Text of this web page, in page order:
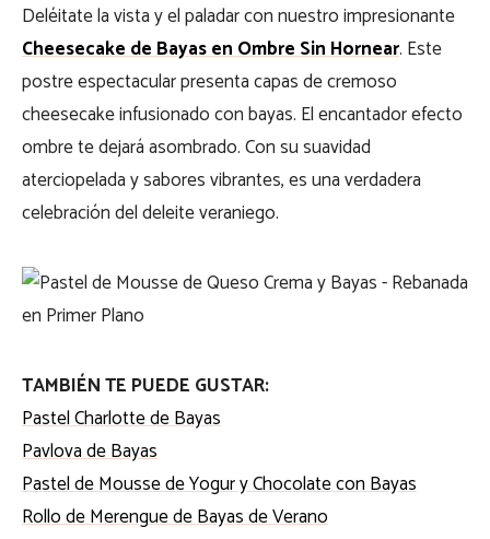
Deléitate la vista y el paladar con nuestro impresionante
Cheesecake de Bayas en Ombre Sin Hornear. Este
postre espectacular presenta capas de cremoso
cheesecake infusionado con bayas. El encantador efecto
ombre te dejará asombrado. Con su suavidad
aterciopelada y sabores vibrantes, es una verdadera
celebración del deleite veraniego.
TAMBIÉN TE PUEDE GUSTAR:
Pastel Charlotte de Bayas
Pavlova de Bayas
Pastel de Mousse de Yogur y Chocolate con Bayas
Rollo de Merengue de Bayas de Verano